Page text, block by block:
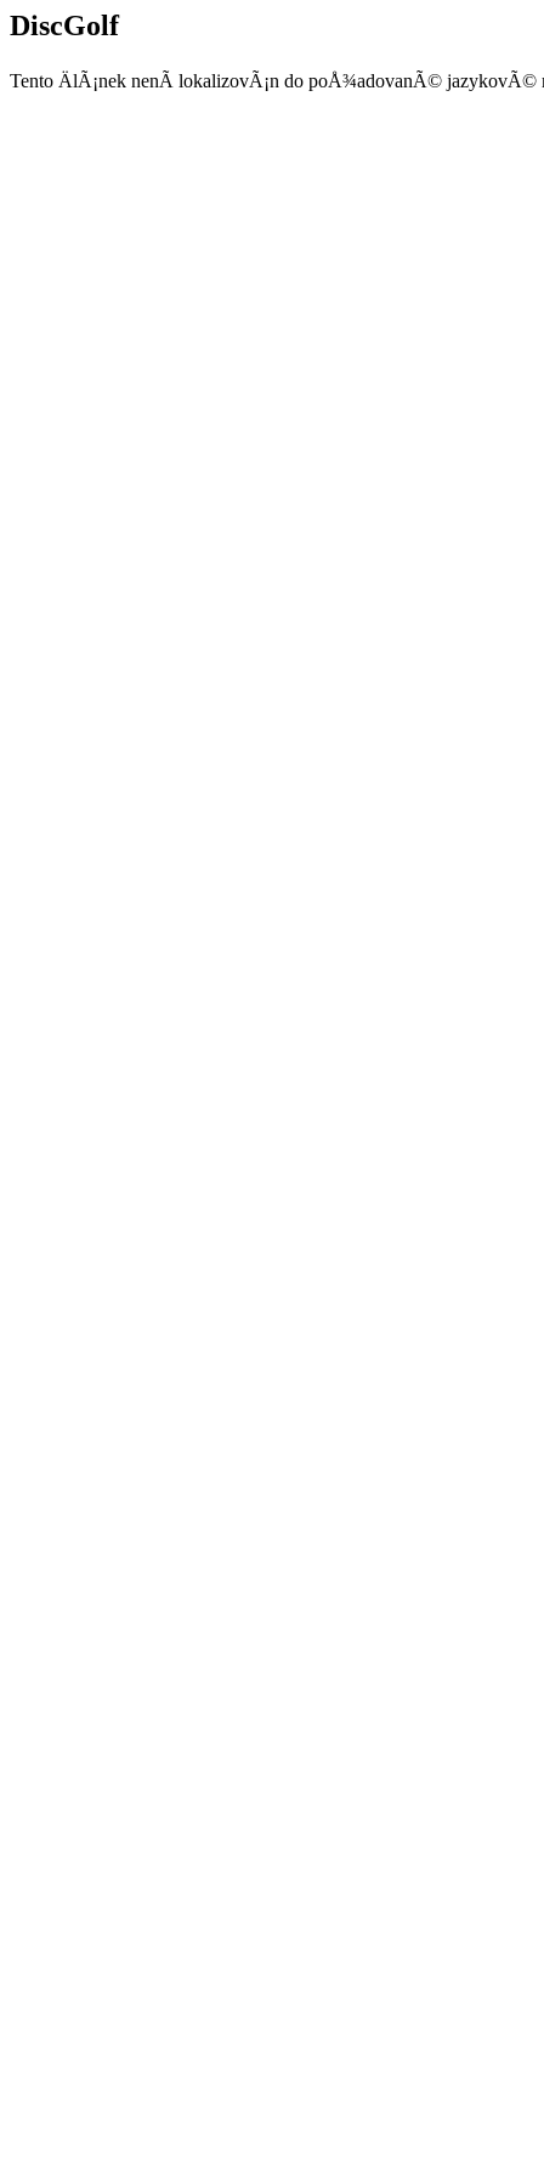
DiscGolf
Tento ÄlÃ¡nek nenÃ­ lokalizovÃ¡n do poÅ¾adovanÃ© jazykovÃ©